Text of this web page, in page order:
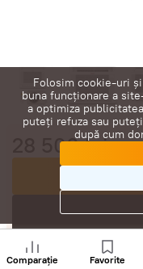
28 500lei
Comparație Favorite
Folosim cookie-uri
buna funcționare a
a optimiza
puteți refuza sau
după cum